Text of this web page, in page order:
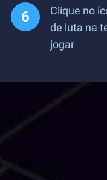
Clique no
de luta na
jogar